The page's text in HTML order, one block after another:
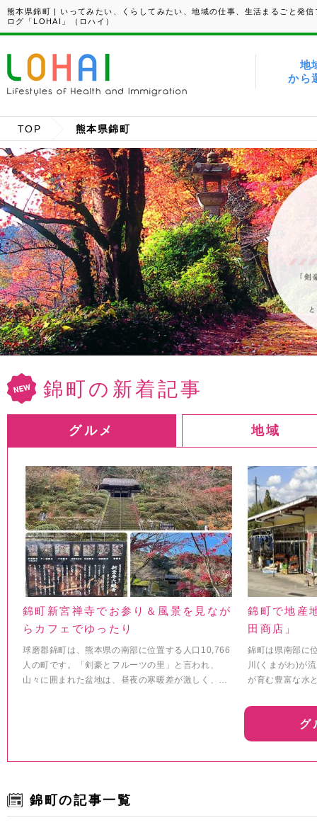
熊本県錦町 | いってみたい、くらしてみたい、地域の仕事、生活まるごと発信
ログ「LOHAI」（ロハイ）
地
から
TOP 熊本県錦町
錦町の新着記事
グルメ 地域
錦町新宮禅寺でお参り＆風景を見なが
らカフェでゆったり
球磨郡錦町は、熊本県の南部に位置する人口10,766
人の町です。「剣豪とフルーツの里」と言われ、
山々に囲まれた盆地は、昼夜の寒暖差が激しく、…
錦町で地産
田商店」
錦町は県南部に
川(くまがわ)が
が育む豊富な水
グ
錦町の記事一覧